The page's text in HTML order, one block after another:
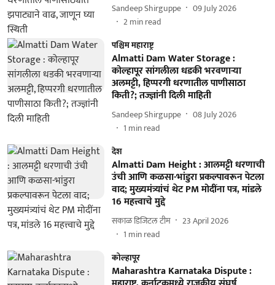
Sandeep Shirguppe
09 July 2026
2min read
पश्चिम महाराष्ट्र
Almatti Dam Water Storage :
कोल्हापूर सांगलीला धडकी भरवणाऱ्या
अलमट्टी, हिप्परगी धरणातील पाणीसाठा
किती?; तज्ज्ञांनी दिली माहिती
Sandeep Shirguppe
08 July 2026
1 min read
देश
Almatti Dam Height : आलमट्टी धरणाची
उंची आणि कळसा-भांडुरा प्रकल्पावरून पेटला
वाद; मुख्यमंत्र्यांचं थेट PM मोदींना पत्र, मांडले
16 महत्त्वाचे मुद्दे
सकाळ डिजिटल टीम
23 April 2026
1 min read
कोल्हापूर
Maharashtra Karnataka Dispute :